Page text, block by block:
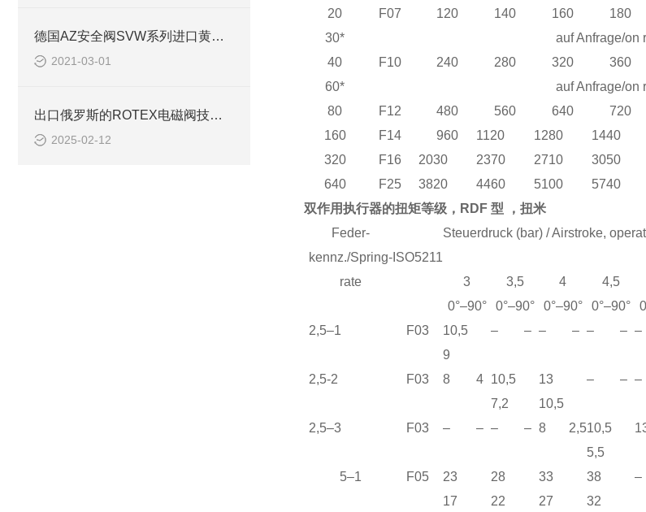
德国AZ安全阀SVW系列进口黄铜安全阀
2021-03-01
出口俄罗斯的ROTEX电磁阀技术护照
2025-02-12
20
F07 120 140 160 180
30*
auf Anfrage/on
40
F10 240 280 320 360
60*
auf Anfrage/on
80
F12 480 560 640 720
160
F14 960 1120 1280 1440
320
F16 2030 2370 2710 3050
640
F25 3820 4460 5100 5740
双作用执行器的扭矩等级，RDF 型 ，扭米
Feder-
kennz./Spring-
rate
ISO5211
Steuerdruck (bar) / Airstroke,
3
0°–90°
3,5
0°–90°
4
0°–90°
4,5
0°–90°
2,5–1
F03
10,5
9
– – – – – –
2,5-2 F03 8 4 10,5
7,2
13
10,5
– –
2,5–3 F03 – – – – 8 2,510,5
5,5
5–1
F05
23
17
28
22
33
27
38
32